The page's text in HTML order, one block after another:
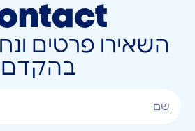
השאירו פרטים
בהקדם